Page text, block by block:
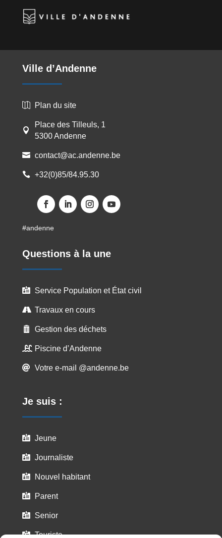
Ville d’Andenne
 Plan du site

Place des Tilleuls, 1
5300 Andenne
 contact@ac.andenne.be
 +32(0)85/84.95.30
#andenne
Questions à la une
 Service Population et État civil
 Travaux en cours
 Gestion des déchets
 Piscine d’Andenne
 Votre e-mail @andenne.be
Je suis :
 Jeune
 Journaliste
 Nouvel habitant
 Parent
 Senior
 Touriste